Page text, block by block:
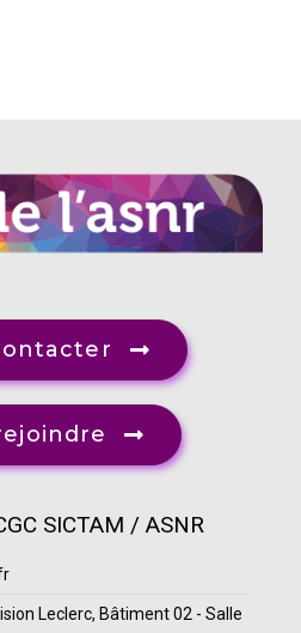
SICTAM / ASNR
Leclerc, Bâtiment 02 - Salle